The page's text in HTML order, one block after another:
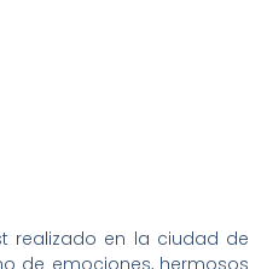
realizado en la ciudad de